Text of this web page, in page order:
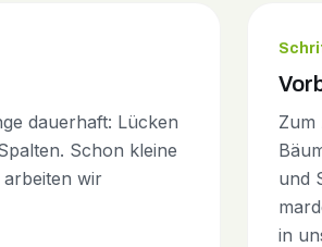
dauerhaft: Lücken
Schon kleine
arbeiten wir
Zum
und
in